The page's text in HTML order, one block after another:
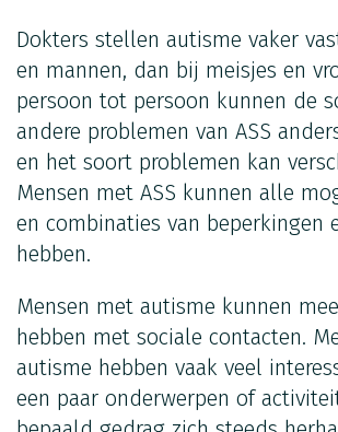
Dokters stellen autisme vaker
en mannen, dan bij meisjes en
persoon tot persoon kunnen de
andere problemen van ASS
en het soort problemen kan
Mensen met ASS kunnen alle
en combinaties van beperkingen
hebben.
Mensen met autisme kunnen
hebben met sociale contacten.
autisme hebben vaak veel
een paar onderwerpen of